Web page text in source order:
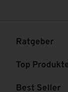
Ratgeber
Top
Best Seller